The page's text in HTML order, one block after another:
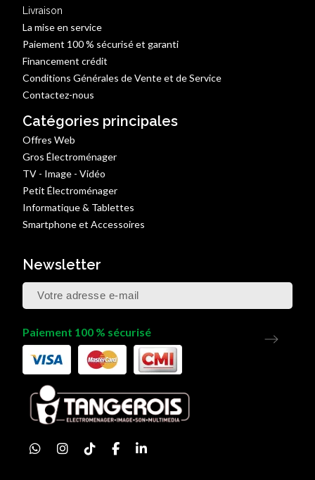
Livraison
La mise en service
Paiement 100 % sécurisé et garanti
Financement crédit
Conditions Générales de Vente et de Service
Contactez-nous
Catégories principales
Offres Web
Gros Électroménager
TV - Image - Vidéo
Petit Électroménager
Informatique & Tablettes
Smartphone et Accessoires
Newsletter
Paiement 100 % sécurisé